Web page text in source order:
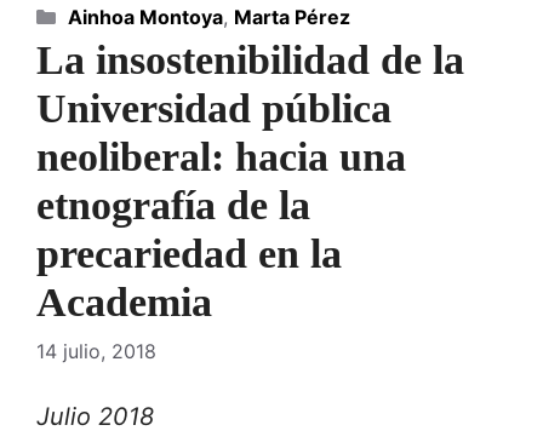
La insostenibilidad de la
Universidad pública
neoliberal: hacia una
etnografía de la
precariedad en la
Academia
14 julio, 2018
Julio 2018
Categorías
Ainhoa Montoya, Marta Pérez